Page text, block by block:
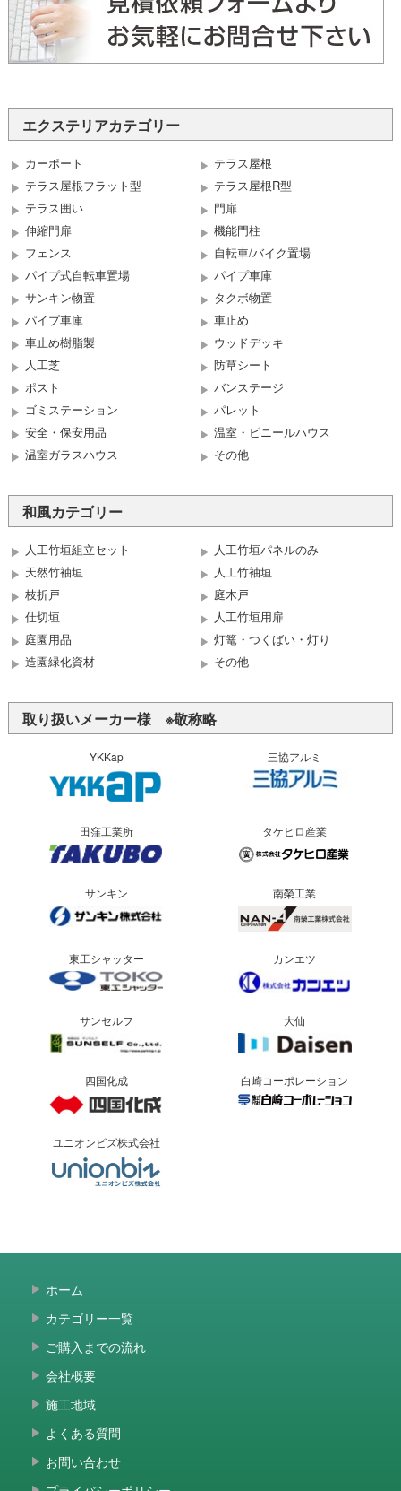
エクステリアカテゴリー
カーポート
テラス屋根
テラス屋根フラット型
テラス屋根R型
テラス囲い
門扉
伸縮門扉
機能門柱
フェンス
自転車/バイク置場
パイプ式自転車置場
パイプ車庫
サンキン物置
タクボ物置
パイプ車庫
車止め
車止め樹脂製
ウッドデッキ
人工芝
防草シート
ポスト
バンステージ
ゴミステーション
パレット
安全・保安用品
温室・ビニールハウス
温室ガラスハウス
その他
和風カテゴリー
人工竹垣組立セット
人工竹垣パネルのみ
天然竹袖垣
人工竹袖垣
枝折戸
庭木戸
仕切垣
人工竹垣用扉
庭園用品
灯篭・つくばい・灯り
造園緑化資材
その他
取り扱いメーカー様 ※敬称略
YKKap 三協アルミ
田窪工業所 タケヒロ産業
サンキン 南榮工業
東工シャッター カンエツ
サンセルフ 大仙
四国化成 白崎コーポレーション
ユニオンビズ株式会社
ホーム
カテゴリー一覧
ご購入までの流れ
会社概要
施工地域
よくある質問
お問い合わせ